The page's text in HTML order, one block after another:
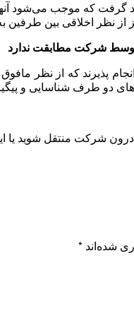
گرفت که موجب می‌شود
نظر اخلاقی بین طرفین
توسط شرکت مطابقت ندارد
پذیرند که از نظر
دو طرف شناسایی و
شرکت منتقل شوید یا
شده‌اند *